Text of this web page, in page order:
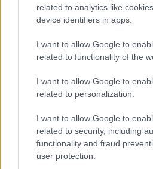
related to analytics like
device identifiers in apps.
I want to allow Google to
related to functionality of the
I want to allow Google to
related to personalization.
I want to allow Google to
related to security, including
functionality and fraud
user protection.
4 domáce triky, ako
bez vývrtky. Stačí pár